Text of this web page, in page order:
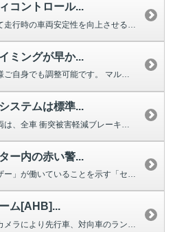
コントロール...
横滑りや駆動輪の空転を抑えて走行時の車両安定性を向上させるシステムで、AS...
ミングが早か...
オートライトの感度は、お客様ご自身でも調整可能です。 マルチインフォ...
ステムは標準...
現在発売中の三菱自動車の車両は、全車 衝突被害軽減ブレーキシステムが標準装...
ー内の赤い警...
盗難防止機能の「イモビライザー」が働いていることを示す「セキュリティインジ...
ム[AHB]...